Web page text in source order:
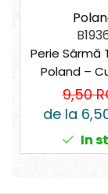
Perie Sârmă
Poland –
agresivă
suprafețe
9,50
de la
In